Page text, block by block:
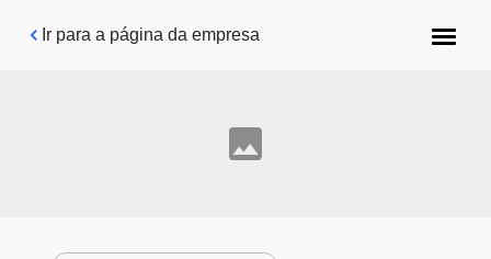
Pular para o conteúdo principal
Ir para a página da empresa